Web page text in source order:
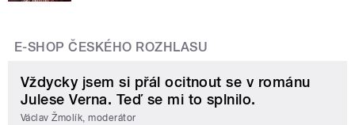
E-SHOP ČESKÉHO ROZHLASU
Vždycky jsem si přál ocitnout se v románu
Julese Verna. Teď se mi to splnilo.
Václav Žmolík, moderátor